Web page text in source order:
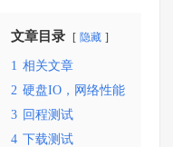
文章目录 隐藏
1 相关文章
2 硬盘IO，网络性能
3
回程测试
4 下载测试